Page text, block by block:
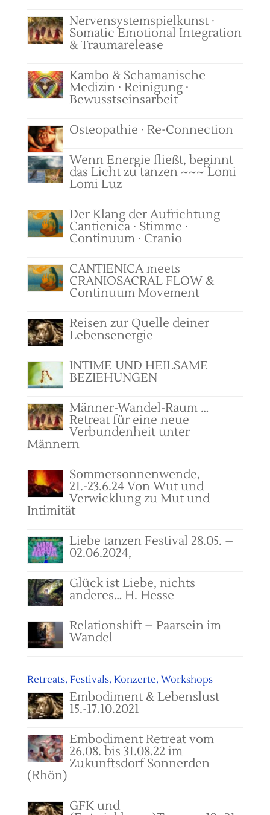
Nervensystemspielkunst ·
Somatic Emotional Integration
& Traumarelease
Kambo & Schamanische
Medizin · Reinigung ·
Bewusstseinsarbeit
Osteopathie · Re-Connection
Wenn Energie fließt, beginnt
das Licht zu tanzen ~~~ Lomi
Lomi Luz
Der Klang der Aufrichtung
Cantienica · Stimme ·
Continuum · Cranio
CANTIENICA meets
CRANIOSACRAL FLOW &
Continuum Movement
Reisen zur Quelle deiner
Lebensenergie
INTIME UND HEILSAME
BEZIEHUNGEN
Männer-Wandel-Raum …
Retreat für eine neue
Verbundenheit unter
Männern
Sommersonnenwende,
21.-23.6.24 Von Wut und
Verwicklung zu Mut und
Intimität
Liebe tanzen Festival 28.05. –
02.06.2024,
Glück ist Liebe, nichts
anderes… H. Hesse
Relationshift – Paarsein im
Wandel
Retreats, Festivals, Konzerte, Workshops
Embodiment & Lebenslust
15.-17.10.2021
Embodiment Retreat vom
26.08. bis 31.08.22 im
Zukunftsdorf Sonnerden
(Rhön)
GFK und